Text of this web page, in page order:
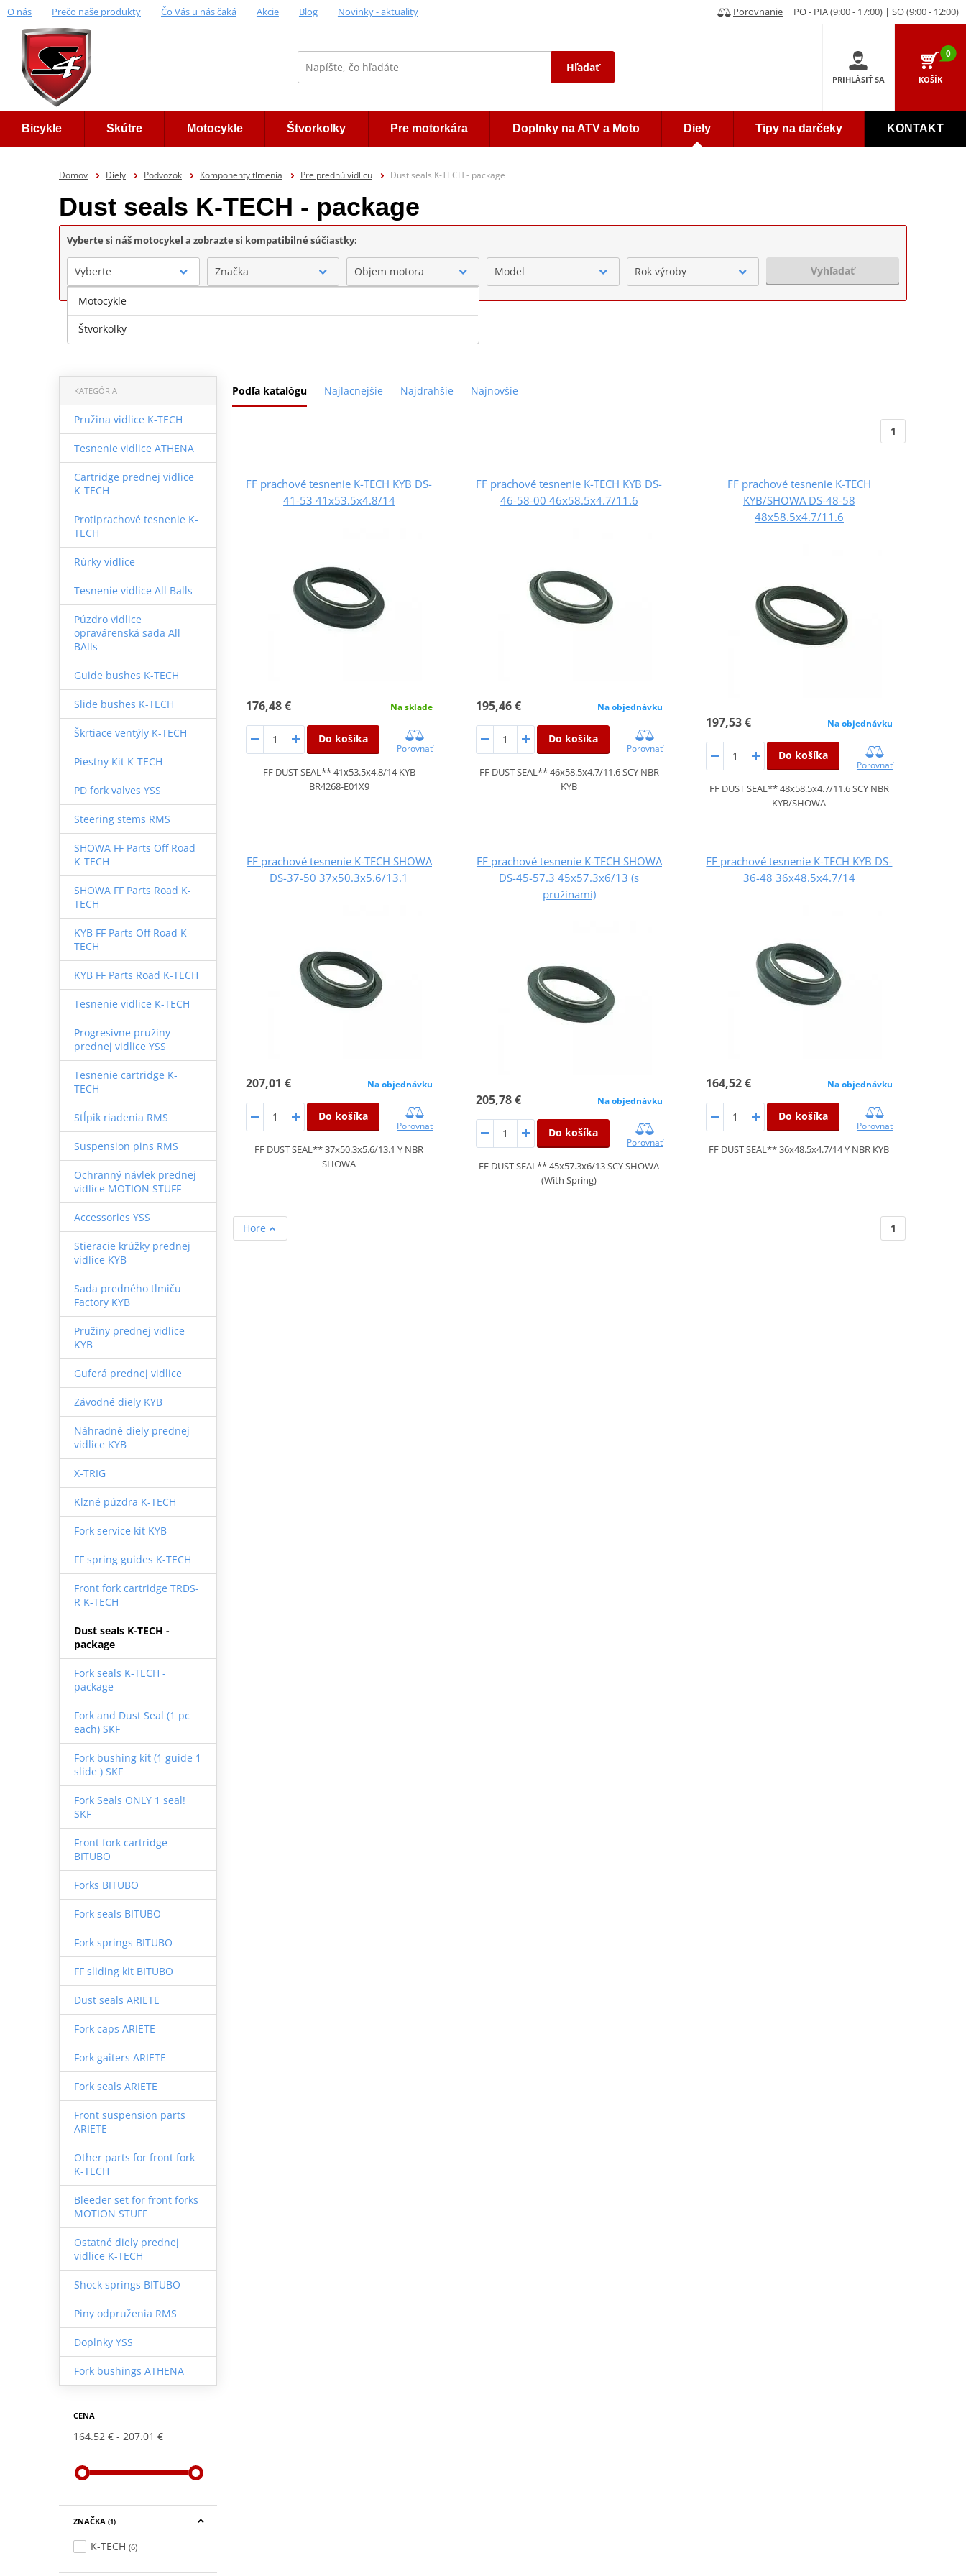
O nás Prečo naše produkty Čo Vás u nás čaká Akcie Blog Novinky - aktuality Porovnanie PO - PIA (9:00 - 17:00) | SO (9:00 - 12:00)
Hľadať
PRIHLÁSIŤ SA
0
KOŠÍK
Bicykle Skútre Motocykle Štvorkolky Pre motorkára Doplnky na ATV a Moto Diely Tipy na darčeky KONTAKT
Domov Diely Podvozok Komponenty tlmenia Pre prednú vidlicu Dust seals K-TECH - package
Dust seals K-TECH - package
Vyberte si náš motocykel a zobrazte si kompatibilné súčiastky:
Vyberte Značka Objem motora Model Rok výroby Vyhľadať
Podľa katalógu Najlacnejšie Najdrahšie Najnovšie
KATEGÓRIA
Pružina vidlice K-TECH
Tesnenie vidlice ATHENA
Cartridge prednej vidlice
K-TECH
Protiprachové tesnenie K-
TECH
Rúrky vidlice
Tesnenie vidlice All Balls
Púzdro vidlice
opravárenská sada All
BAlls
Guide bushes K-TECH
Slide bushes K-TECH
Škrtiace ventýly K-TECH
Piestny Kit K-TECH
PD fork valves YSS
Steering stems RMS
SHOWA FF Parts Off Road
K-TECH
SHOWA FF Parts Road K-
TECH
KYB FF Parts Off Road K-
TECH
KYB FF Parts Road K-TECH
Tesnenie vidlice K-TECH
Progresívne pružiny
prednej vidlice YSS
Tesnenie cartridge K-
TECH
Stĺpik riadenia RMS
Suspension pins RMS
Ochranný návlek prednej
vidlice MOTION STUFF
Accessories YSS
Stieracie krúžky prednej
vidlice KYB
Sada predného tlmiču
Factory KYB
Pružiny prednej vidlice
KYB
Guferá prednej vidlice
Závodné diely KYB
Náhradné diely prednej
vidlice KYB
X-TRIG
Klzné púzdra K-TECH
Fork service kit KYB
FF spring guides K-TECH
Front fork cartridge TRDS-
R K-TECH
Dust seals K-TECH -
package
Fork seals K-TECH -
package
Fork and Dust Seal (1 pc
each) SKF
Fork bushing kit (1 guide 1
slide ) SKF
Fork Seals ONLY 1 seal!
SKF
Front fork cartridge
BITUBO
Forks BITUBO
Fork seals BITUBO
Fork springs BITUBO
FF sliding kit BITUBO
Dust seals ARIETE
Fork caps ARIETE
Fork gaiters ARIETE
Fork seals ARIETE
Front suspension parts
ARIETE
Other parts for front fork
K-TECH
Bleeder set for front forks
MOTION STUFF
Ostatné diely prednej
vidlice K-TECH
Shock springs BITUBO
Piny odpruženia RMS
Doplnky YSS
Fork bushings ATHENA
CENA
164.52 € 207.01 €
ZNAČKA (1)
K-TECH (6)
1
FF prachové tesnenie K-TECH KYB DS-
41-53 41x53.5x4.8/14
176,48 € Na sklade
Do košíka
Porovnať
FF DUST SEAL** 41x53.5x4.8/14 KYB
BR4268-E01X9
FF prachové tesnenie K-TECH KYB DS-
46-58-00 46x58.5x4.7/11.6
195,46 € Na objednávku
Do košíka
Porovnať
FF DUST SEAL** 46x58.5x4.7/11.6 SCY NBR
KYB
FF prachové tesnenie K-TECH
KYB/SHOWA DS-48-58
48x58.5x4.7/11.6
197,53 € Na objednávku
Do košíka
Porovnať
FF DUST SEAL** 48x58.5x4.7/11.6 SCY NBR
KYB/SHOWA
FF prachové tesnenie K-TECH SHOWA
DS-37-50 37x50.3x5.6/13.1
207,01 € Na objednávku
Do košíka
Porovnať
FF DUST SEAL** 37x50.3x5.6/13.1 Y NBR
SHOWA
FF prachové tesnenie K-TECH SHOWA
DS-45-57.3 45x57.3x6/13 (s
pružinami)
205,78 € Na objednávku
Do košíka
Porovnať
FF DUST SEAL** 45x57.3x6/13 SCY SHOWA
(With Spring)
FF prachové tesnenie K-TECH KYB DS-
36-48 36x48.5x4.7/14
164,52 € Na objednávku
Do košíka
Porovnať
FF DUST SEAL** 36x48.5x4.7/14 Y NBR KYB
1
Hore
Motocykle
Štvorkolky